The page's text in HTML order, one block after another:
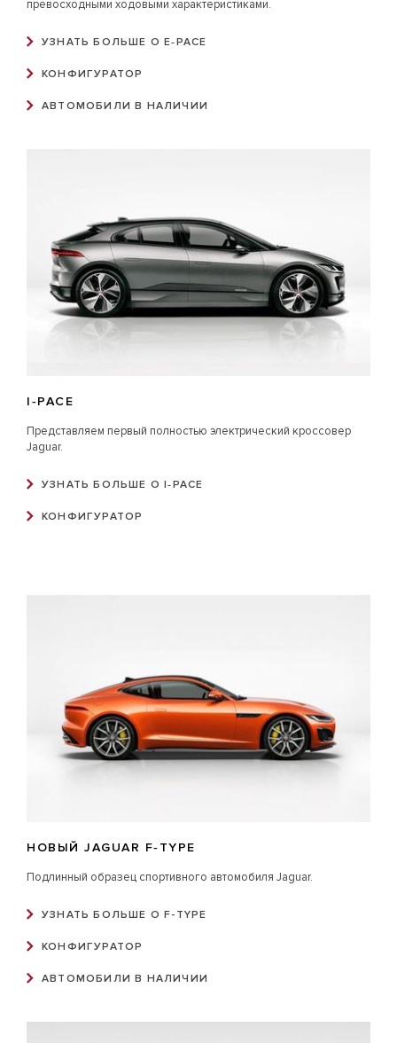
превосходными ходовыми характеристиками.
УЗНАТЬ БОЛЬШЕ О E‑PACE
КОНФИГУРАТОР
АВТОМОБИЛИ В НАЛИЧИИ
I‑PACE
Представляем первый полностью электрический кроссовер
Jaguar.
УЗНАТЬ БОЛЬШЕ О I‑PACE
КОНФИГУРАТОР
НОВЫЙ JAGUAR F‑TYPE
Подлинный образец спортивного автомобиля Jaguar.
УЗНАТЬ БОЛЬШЕ О F-TYPE
КОНФИГУРАТОР
АВТОМОБИЛИ В НАЛИЧИИ